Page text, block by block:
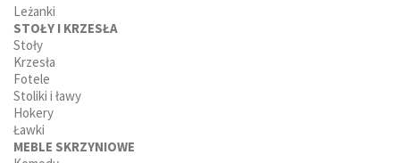
Leżanki
STOŁY I KRZESŁA
Stoły
Krzesła
Fotele
Stoliki i ławy
Hokery
Ławki
MEBLE SKRZYNIOWE